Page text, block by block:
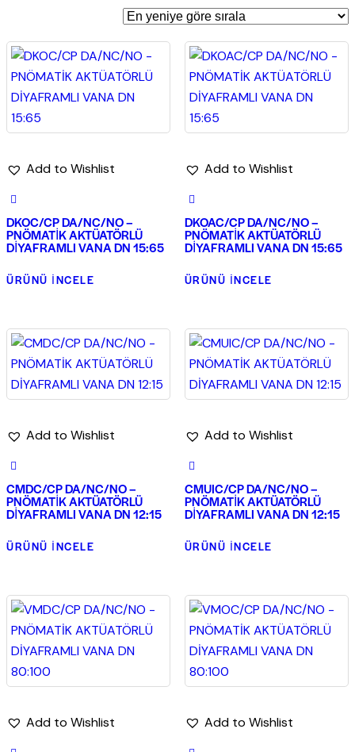
Add to Wishlist
DKOC/CP DA/NC/NO –
PNÖMATİK AKTÜATÖRLÜ
DİYAFRAMLI VANA DN 15:65
ÜRÜNÜ İNCELE
Add to Wishlist
DKOAC/CP DA/NC/NO –
PNÖMATİK AKTÜATÖRLÜ
DİYAFRAMLI VANA DN 15:65
ÜRÜNÜ İNCELE
Add to Wishlist
CMDC/CP DA/NC/NO –
PNÖMATİK AKTÜATÖRLÜ
DİYAFRAMLI VANA DN 12:15
ÜRÜNÜ İNCELE
Add to Wishlist
CMUIC/CP DA/NC/NO –
PNÖMATİK AKTÜATÖRLÜ
DİYAFRAMLI VANA DN 12:15
ÜRÜNÜ İNCELE
Add to Wishlist Add to Wishlist